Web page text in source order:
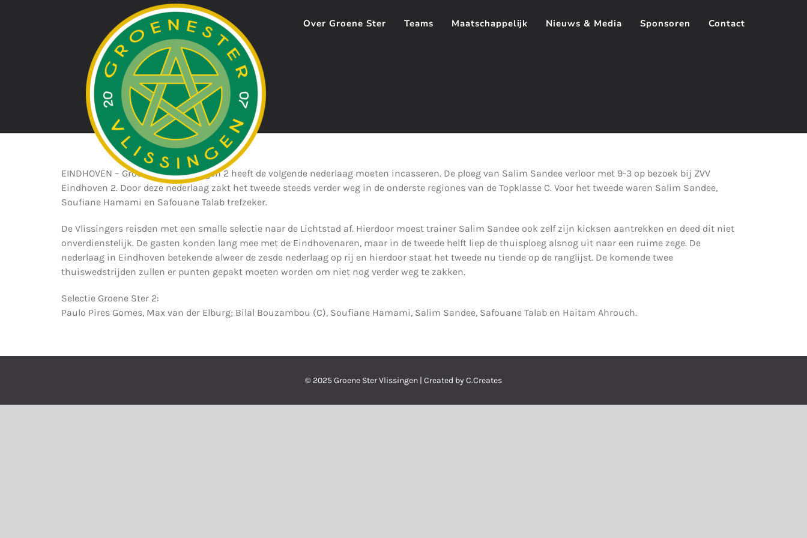
Over Groene Ster Teams Maatschappelijk Nieuws & Media Sponsoren Contact
EINDHOVEN – Groene Ster Vlissingen 2 heeft de volgende nederlaag moeten incasseren. De ploeg van Salim Sandee verloor met 9-3 op bezoek bij ZVV
Eindhoven 2. Door deze nederlaag zakt het tweede steeds verder weg in de onderste regiones van de Topklasse C. Voor het tweede waren Salim Sandee,
Soufiane Hamami en Safouane Talab trefzeker.
De Vlissingers reisden met een smalle selectie naar de Lichtstad af. Hierdoor moest trainer Salim Sandee ook zelf zijn kicksen aantrekken en deed dit niet
onverdienstelijk. De gasten konden lang mee met de Eindhovenaren, maar in de tweede helft liep de thuisploeg alsnog uit naar een ruime zege. De
nederlaag in Eindhoven betekende alweer de zesde nederlaag op rij en hierdoor staat het tweede nu tiende op de ranglijst. De komende twee
thuiswedstrijden zullen er punten gepakt moeten worden om niet nog verder weg te zakken.
Selectie Groene Ster 2:
Paulo Pires Gomes, Max van der Elburg; Bilal Bouzambou (C), Soufiane Hamami, Salim Sandee, Safouane Talab en Haitam Ahrouch.
© 2025 Groene Ster Vlissingen | Created by C.Creates